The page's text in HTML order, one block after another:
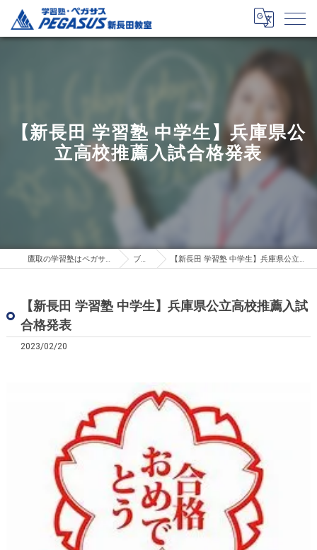
【新長田 学習塾 中学生】兵庫県公
立高校推薦入試合格発表
鷹取の学習塾はペガサス新長田教室 ブログ 【新長田 学習塾 中学生】兵庫県公立高校推薦入試合格発表
【新長田 学習塾 中学生】兵庫県公立高校推薦入試
合格発表
2023/02/20